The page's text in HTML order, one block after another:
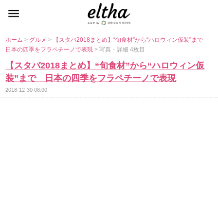
ホーム> グルメ>
【スタバ2018まとめ】“旬食材”から“ハロウィン仮装”まで
日本の四季をフラペチーノで表現> 写真・詳細 4枚目
【スタバ2018まとめ】“旬食材”から“ハロウィン仮
装”まで 日本の四季をフラペチーノで表現
2018-12-30 08:00